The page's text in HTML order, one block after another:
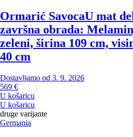
Ormarić SavocaU mat
završna obrada:
zeleni, širina 109 cm,
40 cm
Dostavljamo od 3. 9. 2026
569 €
U košaricu
U košaricu
druge varijante
Germania